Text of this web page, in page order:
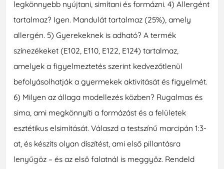
legkönnyebb nyújtani, simítani és formázni. 4) Allergént
tartalmaz? Igen. Mandulát tartalmaz (25%), amely
allergén. 5) Gyerekeknek is adható? A termék
színezékeket (E102, E110, E122, E124) tartalmaz,
amelyek a figyelmeztetés szerint kedvezőtlenül
befolyásolhatják a gyermekek aktivitását és figyelmét.
6) Milyen az állaga modellezés közben? Rugalmas és
sima, ami megkönnyíti a formázást és a felületek
esztétikus elsimítását. Válaszd a testszínű marcipán 1:3-
at, és készíts olyan díszítést, ami első pillantásra
lenyűgöz – és az első falatnál is meggyőz. Rendeld